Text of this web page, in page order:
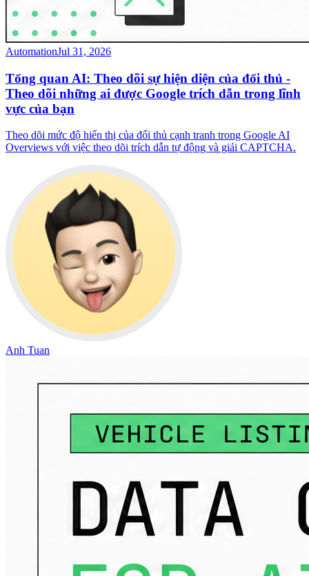
AutomationJul 31, 2026
Tổng quan AI: Theo dõi sự hiện diện của đối thủ -
Theo dõi những ai được Google trích dẫn trong lĩnh
vực của bạn
Theo dõi mức độ hiển thị của đối thủ cạnh tranh trong Google AI
Overviews với việc theo dõi trích dẫn tự động và giải CAPTCHA.
Anh Tuan